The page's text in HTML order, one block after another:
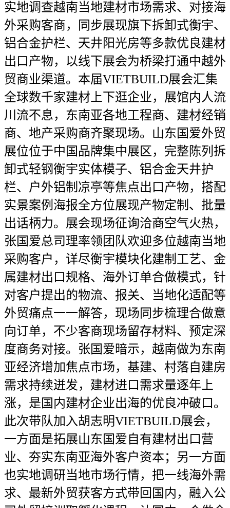
实地调查越南当地建材市场需求、对接海
外采购客商，同步展现旗下拆卸式衡宇、
铝合金护栏、天井阳光房等多款优良建材
出口产物，以线下展会为桥梁打通中越外
贸商业渠道。本届VIETBUILD展会汇集
全球数千家建材上下逛企业，展馆内人流
川流不息，东南亚各地工程商、建材经销
商、地产采购商齐聚现场。山东国爱外贸
展位位于中国品牌集中展区，完整陈列拆
卸式轻钢衡宇实体模子、铝合金天井护
栏、户外铝制凉亭等焦点出口产物，搭配
实景案例海报全方位展现产物定制、批量
出话柄力。展会现场征询洽商空气火热，
张国爱总司理率领团队欢迎多位越南当地
采购客户，详尽衡宇模块化建制工艺、金
属建材出口规格、海外订单合做模式，针
对客户提出的物流、报关、当地化适配等
外贸痛点一一解答，现场同步梳理合做意
向订单，不少客商现场留存材料、预定深
度商务对接。张国爱暗示，越南做为东南
亚经济增加焦点市场，基建、村落自建房
需求持续迸发，建材进口需求量逐年上
涨，是国内建材企业出海的优良冲破口。
此次带队加入胡志明VIETBUILD展会，
一方面是拓展山东国爱自有建材出口营
业、夯实东南亚海外客户资本；另一方面
也实地调研当地市场行情，把一线海外需
求、最新外贸获客方式带回国内，融入公